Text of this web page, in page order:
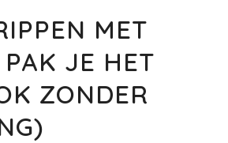
MET
JE HET
ZONDER